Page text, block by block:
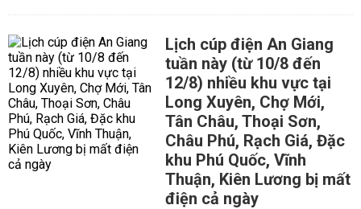
Lịch cúp điện An Giang
tuần này (từ 10/8 đến
12/8) nhiều khu vực tại
Long Xuyên, Chợ Mới,
Tân Châu, Thoại Sơn,
Châu Phú, Rạch Giá, Đặc
khu Phú Quốc, Vĩnh
Thuận, Kiên Lương bị mất
điện cả ngày